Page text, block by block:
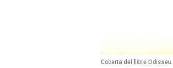
Coberta del llibre Odisseu.